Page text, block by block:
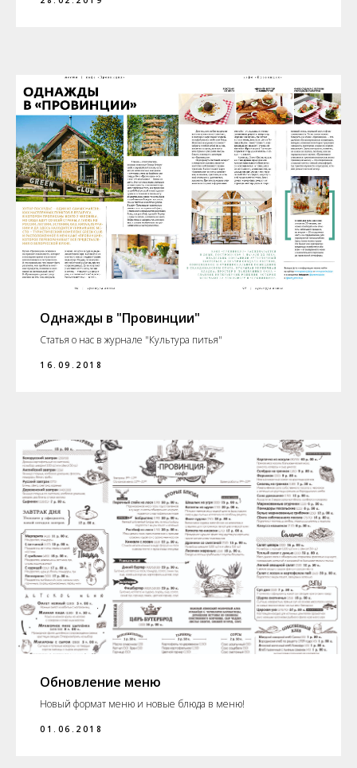
Однажды в "Провинции"
Статья о нас в журнале "Культура питья"
16.09.2018
Обновление меню
Новый формат меню и новые блюда в меню!
01.06.2018